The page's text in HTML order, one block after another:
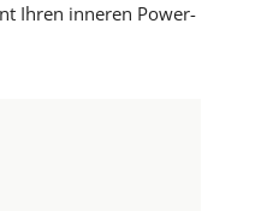
Ihren inneren Power-